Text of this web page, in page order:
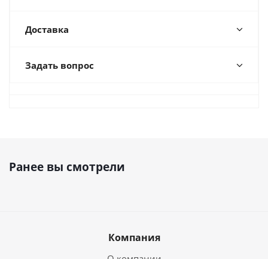
Доставка
Задать вопрос
Ранее вы смотрели
Компания